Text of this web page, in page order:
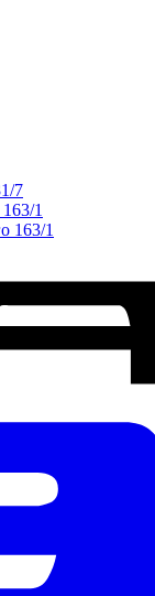
7
1
163/1